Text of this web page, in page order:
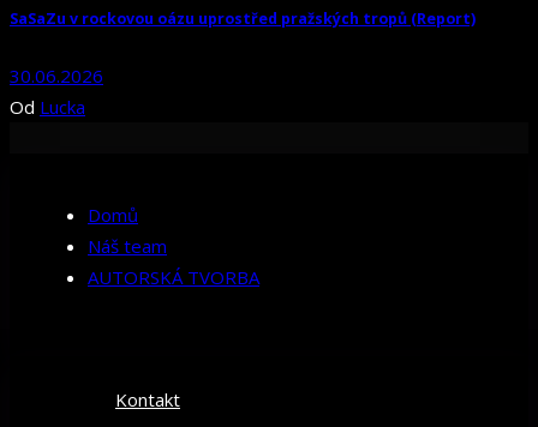
SaSaZu v rockovou oázu uprostřed pražských tropů (Report)
30.06.2026
Od Lucka
Domů
Náš team
AUTORSKÁ TVORBA
Kontakt